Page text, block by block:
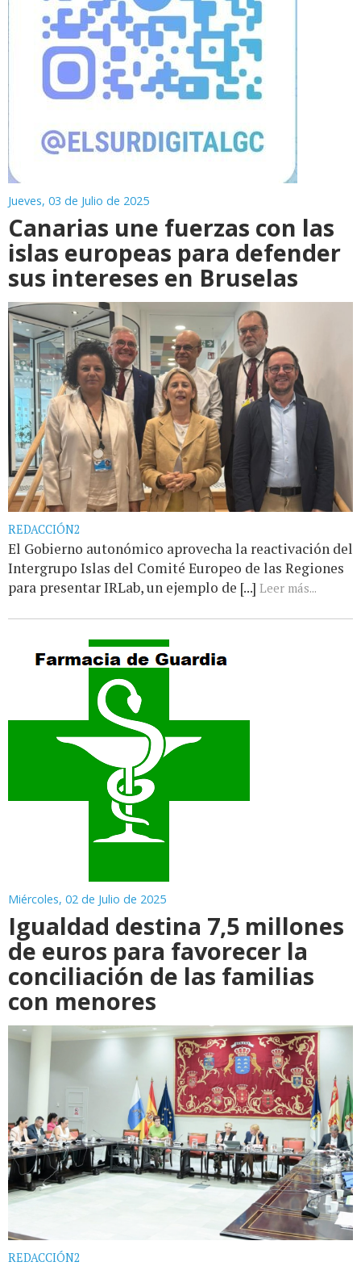
Jueves, 03 de Julio de 2025
Canarias une fuerzas con las
islas europeas para defender
sus intereses en Bruselas
REDACCIÓN2
El Gobierno autonómico aprovecha la reactivación del
Intergrupo Islas del Comité Europeo de las Regiones
para presentar IRLab, un ejemplo de [...] Leer más...
Miércoles, 02 de Julio de 2025
Igualdad destina 7,5 millones
de euros para favorecer la
conciliación de las familias
con menores
REDACCIÓN2